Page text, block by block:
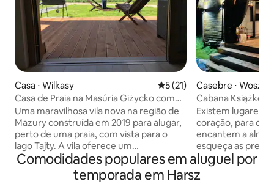
Casa ⋅ Wilkasy 5 de uma avaliação média
5 (21)
Casa de Praia na Masúria Giżycko com
jacuzzi e sauna
Uma maravilhosa vila nova na região de
Mazury construída em 2019 para alugar,
perto de uma praia, com vista para o
lago Tajty. A vila oferece um
relaxamento luxuoso e confortável.
Equipamentos modernos permitem
passar seu tempo livre de uma forma
Casebre ⋅
Cabana Książko
Existem lugares
coração, para
encantem a
esqueça as
cotidiana e
quanta beleza
simplicidade.
Comodidades populares em aluguel por
temporada em Harsz